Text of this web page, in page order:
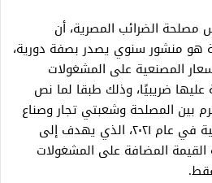
الضرائب المصرية، أن
هو منشور سنوي يصدر بصفة دورية،
المصنعية على المشغولات
عليها ضريبيًا، وذلك طبقا لما نص
بين المصلحة وشعبتي تجار وصناع
المشغولات الذهبية والفضية في عام ٢٠٢١، الذي يهدف إلى
المضافة على المشغولات